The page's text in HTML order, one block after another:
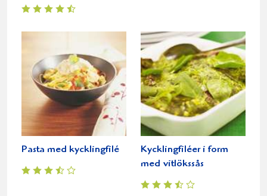
Pasta med kycklingfilé
Kycklingfiléer i form
med vitlökssås